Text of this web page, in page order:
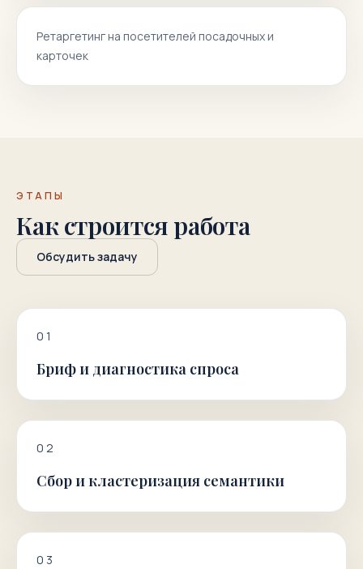
Ретаргетинг на посетителей посадочных и
карточек
ЭТАПЫ
Как строится работа
Обсудить задачу
01
Бриф и диагностика спроса
02
Сбор и кластеризация семантики
0 3